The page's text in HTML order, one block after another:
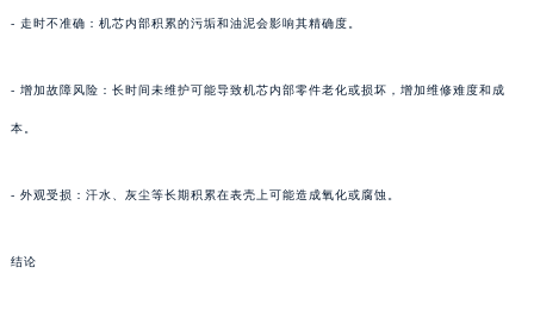
- 走时不准确：机芯内部积累的污垢和油泥会影响其精确度。
- 增加故障风险：长时间未维护可能导致机芯内部零件老化或损坏，增加维修难度和成
本。
- 外观受损：汗水、灰尘等长期积累在表壳上可能造成氧化或腐蚀。
结论